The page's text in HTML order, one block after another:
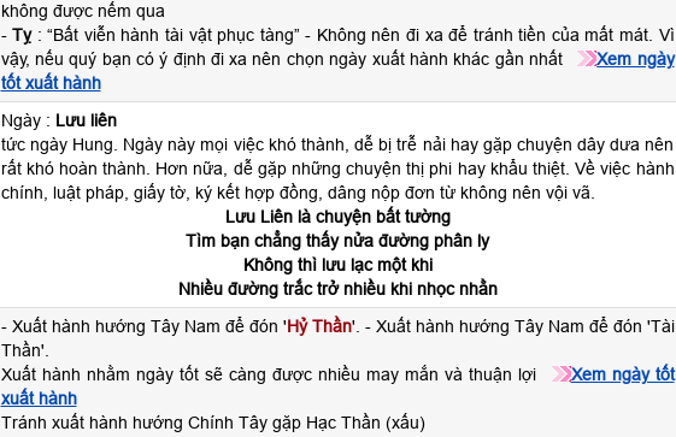
không được nếm qua
-Tỵ: “Bất viễn hành tài vật phục tàng” - Không nên đi xa để tránh tiền của mất mát. Vì
vậy, nếu quý bạn có ý định đi xa nên chọn ngày xuất hành khác gần nhất
Xem ngày
tốt xuất hành
Ngày : Lưu liên
tức ngày Hung. Ngày này mọi việc khó thành, dễ bị trễ nải hay gặp chuyện dây dưa nên
rất khó hoàn thành. Hơn nữa, dễ gặp những chuyện thị phi hay khẩu thiệt. Về việc hành
chính, luật pháp, giấy tờ, ký kết hợp đồng, dâng nộp đơn từ không nên vội vã.
Lưu Liên là chuyện bất tường
Tìm bạn chẳng thấy nửa đường phân ly
Không thì lưu lạc một khi
Nhiều đường trắc trở nhiều khi nhọc nhằn
- Xuất hành hướng Tây Nam để đón 'Hỷ Thần'. - Xuất hành hướng Tây Nam để đón 'Tài
Thần'.
Xuất hành nhằm ngày tốt sẽ càng được nhiều may mắn và thuận lợi
Xem ngày tốt
xuất hành
Tránh xuất hành hướng Chính Tây gặp Hạc Thần (xấu)